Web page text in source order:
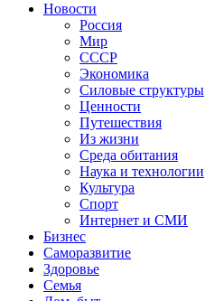
Новости
Россия
Мир
СССР
Экономика
Силовые структуры
Ценности
Путешествия
Из жизни
Среда обитания
Наука и технологии
Культура
Спорт
Интернет и СМИ
Бизнес
Саморазвитие
Здоровье
Семья